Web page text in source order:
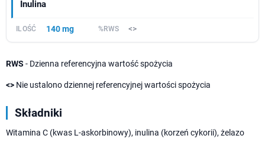
Inulina
140 mg <>
RWS - Dzienna referencyjna wartość spożycia
<> Nie ustalono dziennej referencyjnej wartości spożycia
Składniki
Witamina C (kwas L-askorbinowy), inulina (korzeń cykorii), żelazo